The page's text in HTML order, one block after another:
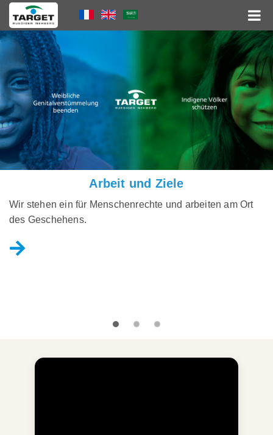
Direkt
zum
Inhalt
Language
Menu
Hauptnavigation
Arbeit und Ziele
Wir stehen ein für Menschenrechte und arbeiten am Ort
des Geschehens.